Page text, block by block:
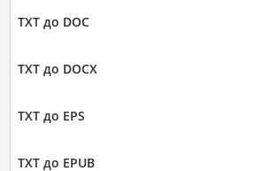
TXT до DOC
TXT до DOCX
TXT до EPS
TXT до EPUB